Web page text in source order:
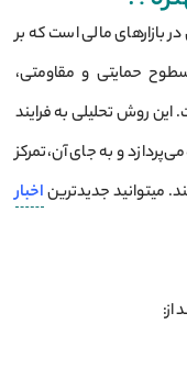
بازارهای مالی است که بر
حمایتی و مقاومتی،
روش تحلیلی به فرایند
و به جای آن، تمرکز
میتوانید جدیدتریناخبار
از: